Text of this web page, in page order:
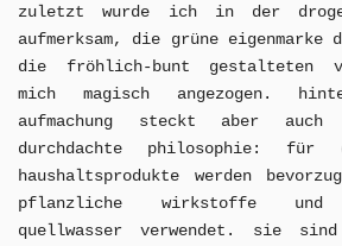
zuletzt wurde ich in der
aufmerksam, die grüne
die fröhlich-bunt gestalteten
mich magisch angezogen.
aufmachung steckt aber
durchdachte philosophie:
haushaltsprodukte werden
pflanzliche wirkstoffe
quellwasser verwendet. sie